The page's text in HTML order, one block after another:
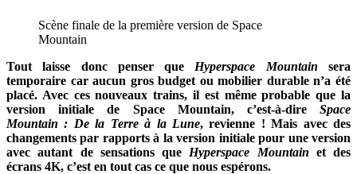
Scène finale de la première version de Space
Mountain
Tout laisse donc penser que Hyperspace Mountain sera
temporaire car aucun gros budget ou mobilier durable n’a été
placé. Avec ces nouveaux trains, il est même probable que la
version initiale de Space Mountain, c’est-à-dire Space
Mountain : De la Terre à la Lune, revienne ! Mais avec des
changements par rapports à la version initiale pour une version
avec autant de sensations que Hyperspace Mountain et des
écrans 4K, c’est en tout cas ce que nous espérons.